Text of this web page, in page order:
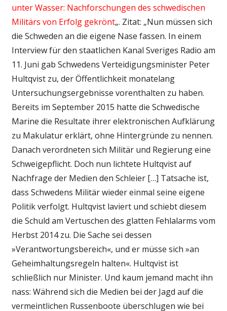
unter Wasser: Nachforschungen des schwedischen
Militärs von Erfolg gekrönt„. Zitat: „Nun müssen sich
die Schweden an die eigene Nase fassen. In einem
Interview für den staatlichen Kanal Sveriges Radio am
11. Juni gab Schwedens Verteidigungsminister Peter
Hultqvist zu, der Öffentlichkeit monatelang
Untersuchungsergebnisse vorenthalten zu haben.
Bereits im September 2015 hatte die Schwedische
Marine die Resultate ihrer elektronischen Aufklärung
zu Makulatur erklärt, ohne Hintergründe zu nennen.
Danach verordneten sich Militär und Regierung eine
Schweigepflicht. Doch nun lichtete Hultqvist auf
Nachfrage der Medien den Schleier […] Tatsache ist,
dass Schwedens Militär wieder einmal seine eigene
Politik verfolgt. Hultqvist laviert und schiebt diesem
die Schuld am Vertuschen des glatten Fehlalarms vom
Herbst 2014 zu. Die Sache sei dessen
»Verantwortungsbereich«, und er müsse sich »an
Geheimhaltungsregeln halten«. Hult­qvist ist
schließlich nur Minister. Und kaum jemand macht ihn
nass: Während sich die Medien bei der Jagd auf die
vermeintlichen Russenboote überschlugen wie bei